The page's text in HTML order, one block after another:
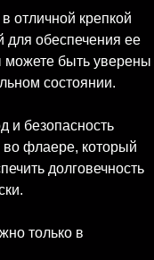
отличной крепкой
для обеспечения ее
можете быть уверены
состоянии.
и безопасность
во флаере, который
долговечность
только в